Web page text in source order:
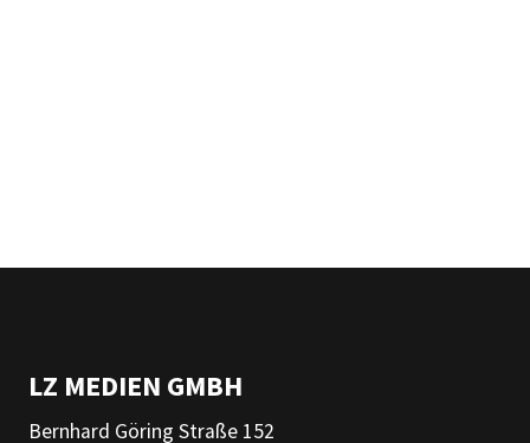
LZ MEDIEN GMBH
Bernhard Göring Straße 152